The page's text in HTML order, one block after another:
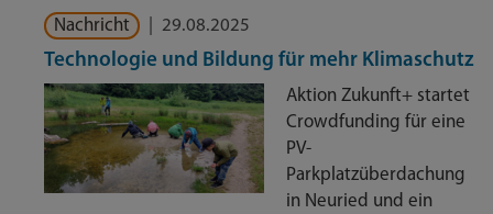
Nachricht 29.08.2025
Technologie und Bildung für mehr Klimaschutz
Aktion Zukunft+ startet
Crowdfunding für eine
PV-
Parkplatzüberdachung
in Neuried und ein